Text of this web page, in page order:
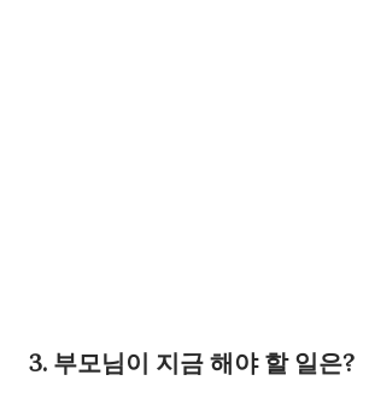
3. 부모님이 지금 해야 할 일은?